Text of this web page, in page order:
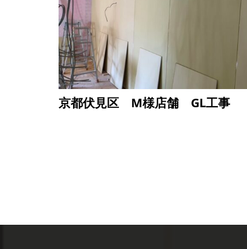
京都伏見区 M様店舗 GL工事